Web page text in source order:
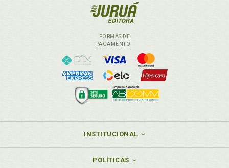
FORMAS DE
PAGAMENTO
INSTITUCIONAL
POLÍTICAS